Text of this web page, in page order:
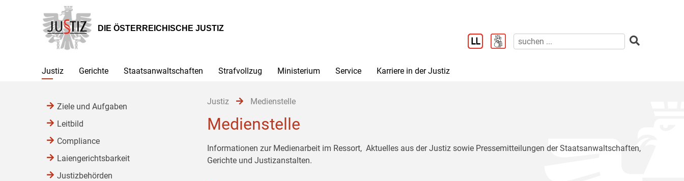
Hauptnavigation
[1]
Inhalt
[2]
Untermenü
[3]
DIE ÖSTERREICHISCHE JUSTIZ
Justiz Gerichte Staatsanwaltschaften Strafvollzug Ministerium Service Karriere in der Justiz
Justiz Medienstelle
Medienstelle
Informationen zur Medienarbeit im Ressort, Aktuelles aus der Justiz sowie Pressemitteilungen der Staatsanwaltschaften,
Gerichte und Justizanstalten.
Ziele und Aufgaben
Leitbild
Compliance
Laiengerichtsbarkeit
Justizbehörden